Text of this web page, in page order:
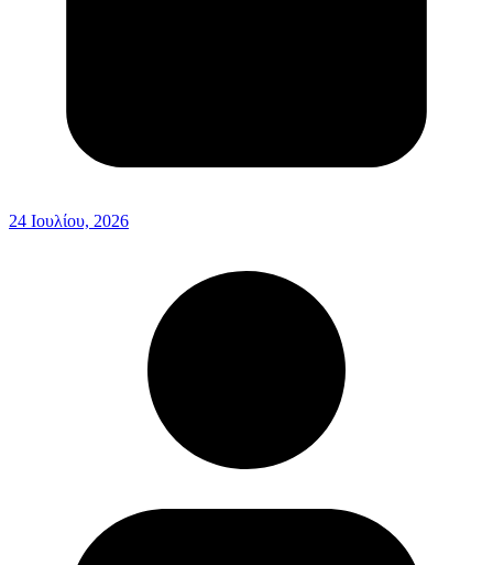
24 Ιουλίου, 2026